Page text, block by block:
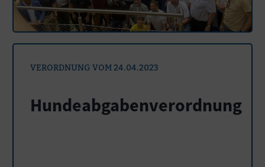
VERORDNUNG VOM 24.04.2023
Hundeabgabenverordnung